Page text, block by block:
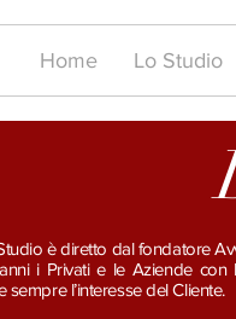
Home Lo Studio
è diretto dal fondatore
i Privati e le Aziende con
l’interesse del Cliente.